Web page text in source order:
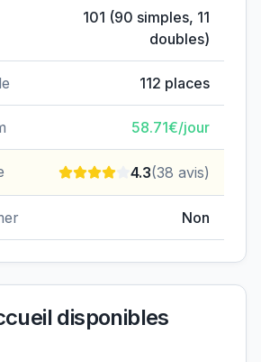
101 (90 simples, 11
doubles)
112 places
58.71€/jour
4.3(38 avis)
Non
disponibles